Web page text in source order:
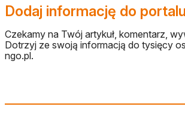
Dodaj informację do
Czekamy na Twój artykuł, komentarz,
Dotrzyj ze swoją informacją do tysięcy
ngo.pl.